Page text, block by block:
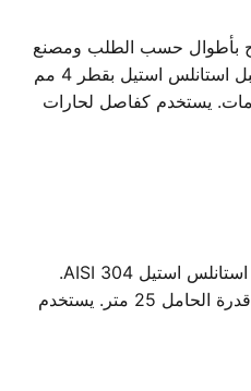
بأطوال حسب الطلب ومصنع
من البلاستيك المعالج. 1 متر حبل استانلس استيل بقطر 4 مم
حلقات مفرغة و10 عوامات. يستخدم كفاصل لحارات
ستاند حبال الحارات مصنع من استانلس استيل AISI 304.
قطر 1.3 متر وبعرض 1.2 متر. قدرة الحامل 25 متر. يستخدم